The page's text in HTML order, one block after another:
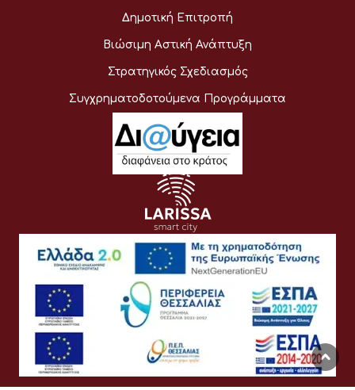
Δημοτική Επιτροπή
Βιώσιμη Αστική Ανάπτυξη
Στρατηγικός Σχεδιασμός
Συγχρηματοδοτούμενα Προγράμματα